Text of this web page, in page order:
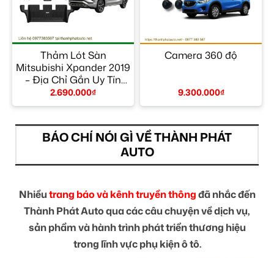
Thảm Lót Sàn
Mitsubishi Xpander 2019
– Địa Chỉ Gắn Uy Tín
TPHCM
2.690.000₫
Camera 360 độ
9.300.000₫
BÁO CHÍ NÓI GÌ VỀ THÀNH PHÁT
AUTO
Nhiềutrang báo và kênh truyền thôngđã nhắc đến
Thành Phát Auto qua các câu chuyện về dịch vụ,
sản phẩm và hành trình phát triển thương hiệu
trong lĩnh vực phụ kiện ô tô.